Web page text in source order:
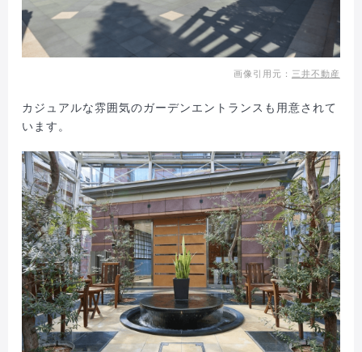
画像引用元： 三井不動産
カジュアルな雰囲気のガーデンエントランスも用意されて
います。